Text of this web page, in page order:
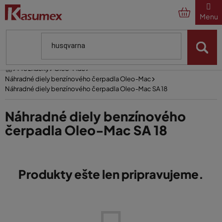
Prejsť
obsah
Pre značky
Oleo-Mac
Náhradné diely benzínového čerpadla Oleo-Mac
Náhradné diely benzínového čerpadla Oleo-Mac SA 18
Náhradné diely benzínového
čerpadla Oleo-Mac SA 18
Produkty ešte len pripravujeme.